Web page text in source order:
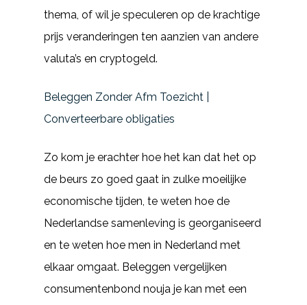
thema, of wil je speculeren op de krachtige
prijs veranderingen ten aanzien van andere
valuta’s en cryptogeld.
Beleggen Zonder Afm Toezicht |
Converteerbare obligaties
Zo kom je erachter hoe het kan dat het op
de beurs zo goed gaat in zulke moeilijke
economische tijden, te weten hoe de
Nederlandse samenleving is georganiseerd
en te weten hoe men in Nederland met
elkaar omgaat. Beleggen vergelijken
consumentenbond nouja je kan met een